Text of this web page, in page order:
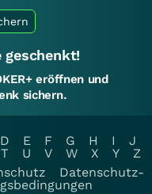
geschenkt!
eröffnen und
sichern.
D E F G H I
J
T U V W X Y
Z
Datenschutz-